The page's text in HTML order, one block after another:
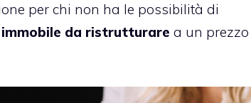
per chi non ha le possibilità di
immobile da ristrutturare a un